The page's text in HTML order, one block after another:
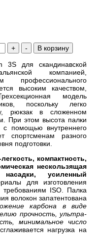
3S для скандинавской
компанией,
профессионального
высоким качеством,
модель
поскольку легко
рюкзак в сложенном
При этом высота палки
помощью внутреннего
спортсменам разного
подготовки.
компактность,
нескользящая
насадки, усиленный
для изготовления
требованиям ISO. Палка
волокон запатентована
карбона в виде
прочность, ультра-
минимальное число
нагрузка на